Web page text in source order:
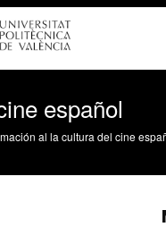
español
al la cultura del cine